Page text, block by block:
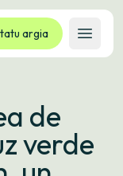
argia
Ireki
de
verde